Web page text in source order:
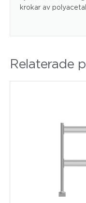
krokar av polyacetal.
Relaterade